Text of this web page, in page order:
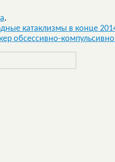
.
катаклизмы в конце
обсессивно-